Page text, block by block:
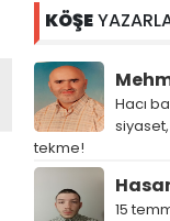
KÖŞE
Hacı
tekme!
15